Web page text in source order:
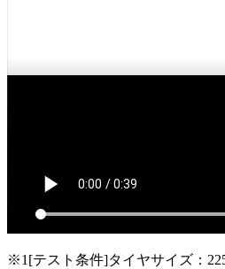
※1[テスト条件]タイヤサイズ：